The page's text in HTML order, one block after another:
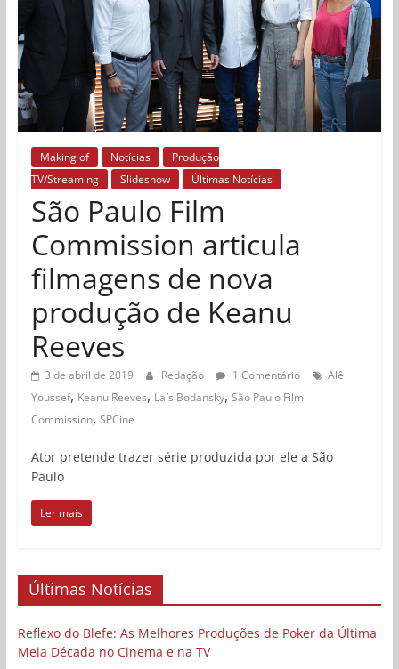
Making of Notícias
Produção
TV/Streaming
Slideshow Últimas Notícias
São Paulo Film
Commission articula
filmagens de nova
produção de Keanu
Reeves
3 de abril de 2019 Redação 1 Comentário
Alê
Youssef, Keanu Reeves, Laís Bodansky, São Paulo Film
Commission, SPCine
Ator pretende trazer série produzida por ele a São
Paulo
Ler mais
Últimas Notícias
Reflexo do Blefe: As Melhores Produções de Poker da Última
Meia Década no Cinema e na TV